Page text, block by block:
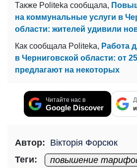
Также Politeka сообщала,
на коммунальные услуги в
области: жителей удивили
Как сообщала Politeka, Работа
в Черниговской области: от
предлагают на некоторых
Читайте нас в
Google Discover
Автор: Вікторія Форсюк
Теги:
повышение